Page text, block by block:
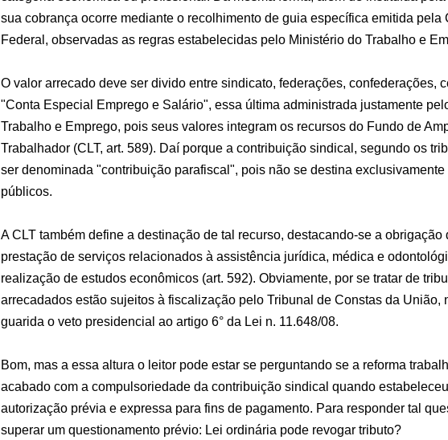
sua cobrança ocorre mediante o recolhimento de guia específica emitida pela
Federal, observadas as regras estabelecidas pelo Ministério do Trabalho e
O valor arrecado deve ser divido entre sindicato, federações, confederações,
"Conta Especial Emprego e Salário", essa última administrada justamente
Trabalho e Emprego, pois seus valores integram os recursos do Fundo de
Trabalhador (CLT, art. 589). Daí porque a contribuição sindical, segundo os
ser denominada "contribuição parafiscal", pois não se destina exclusivamente
públicos.
A CLT também define a destinação de tal recurso, destacando-se a obrigação
prestação de serviços relacionados à assistência jurídica, médica e
realização de estudos econômicos (art. 592). Obviamente, por se tratar de
arrecadados estão sujeitos à fiscalização pelo Tribunal de Constas da União,
guarida o veto presidencial ao artigo 6° da Lei n. 11.648/08.
Bom, mas a essa altura o leitor pode estar se perguntando se a reforma
acabado com a compulsoriedade da contribuição sindical quando
autorização prévia e expressa para fins de pagamento. Para responder tal
superar um questionamento prévio: Lei ordinária pode revogar tributo?